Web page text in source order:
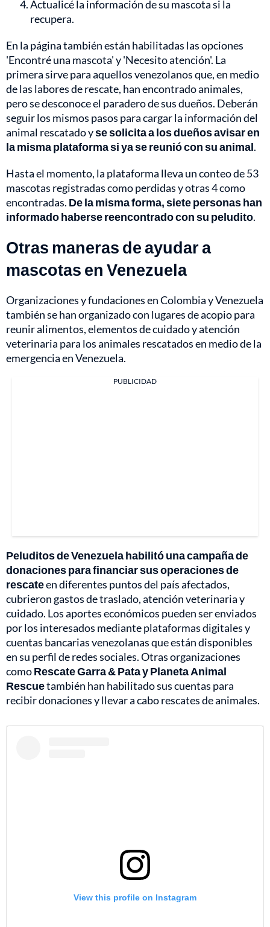
Actualicé la información de su mascota si la
recupera.
En la página también están habilitadas las opciones
'Encontré una mascota' y 'Necesito atención'. La
primera sirve para aquellos venezolanos que, en medio
de las labores de rescate, han encontrado animales,
pero se desconoce el paradero de sus dueños. Deberán
seguir los mismos pasos para cargar la información del
animal rescatado yse solicita a los dueños avisar en
la misma plataforma si ya se reunió con su animal.
Hasta el momento, la plataforma lleva un conteo de 53
mascotas registradas como perdidas y otras 4 como
encontradas. De la misma forma, siete personas han
informado haberse reencontrado con su peludito.
Otras maneras de ayudar a
mascotas en Venezuela
Organizaciones y fundaciones en Colombia y Venezuela
también se han organizado con lugares de acopio para
reunir alimentos, elementos de cuidado y atención
veterinaria para los animales rescatados en medio de la
emergencia en Venezuela.
PUBLICIDAD
Peluditos de Venezuela habilitó una campaña de
donaciones para financiar sus operaciones de
rescateen diferentes puntos del país afectados,
cubrieron gastos de traslado, atención veterinaria y
cuidado. Los aportes económicos pueden ser enviados
por los interesados mediante plataformas digitales y
cuentas bancarias venezolanas que están disponibles
en su perfil de redes sociales. Otras organizaciones
comoRescate Garra & Pata y Planeta Animal
Rescuetambién han habilitado sus cuentas para
recibir donaciones y llevar a cabo rescates de animales.
View this profile on Instagram